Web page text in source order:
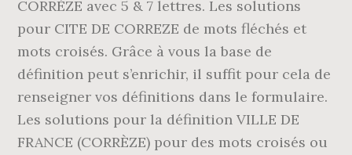
CORRÈZE avec 5 & 7 lettres. Les solutions
pour CITE DE CORREZE de mots fléchés et
mots croisés. Grâce à vous la base de
définition peut s’enrichir, il suffit pour cela de
renseigner vos définitions dans le formulaire.
Les solutions pour la définition VILLE DE
FRANCE (CORRÈZE) pour des mots croisés ou